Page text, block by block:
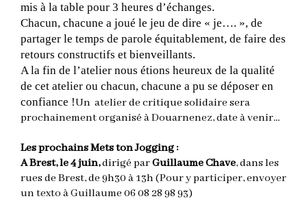
mis à la table pour 3 heures d’échanges.
Chacun, chacune a joué le jeu de dire « je…. », de
partager le temps de parole équitablement, de faire des
retours constructifs et bienveillants.
A la fin de l’atelier nous étions heureux de la qualité
de cet atelier ou chacun, chacune a pu se déposer en
confiance !Un atelier de critique solidaire sera
prochainement organisé à Douarnenez, date à venir...
Les prochains Mets ton Jogging :
A Brest, le 4 juin,dirigé parGuillaume Chave, dans les
rues de Brest, de 9h30 à 13h (Pour y participer, envoyer
un texto à Guillaume 06 08 28 98 93)